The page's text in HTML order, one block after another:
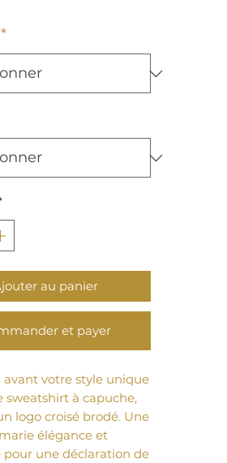
*
au panier
et payer
avant votre style unique
sweatshirt à capuche,
logo croisé brodé. Une
élégance et
une déclaration de